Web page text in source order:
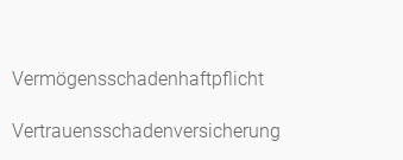
Vermögensschadenhaftpflicht
Vertrauensschadenversicherung